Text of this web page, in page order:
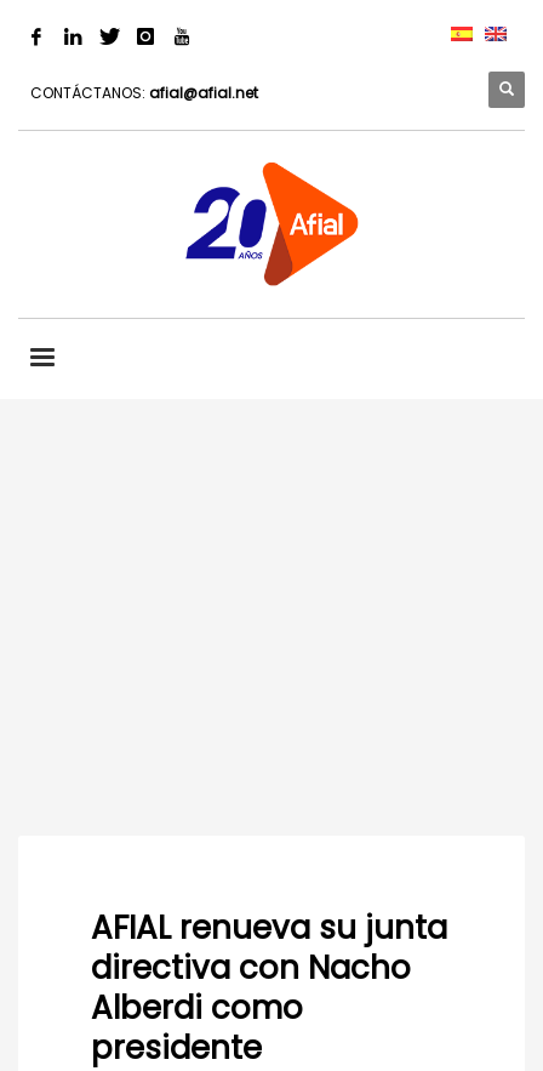
CONTÁCTANOS: afial@afial.net
AFIAL renueva su junta
directiva con Nacho
Alberdi como
presidente